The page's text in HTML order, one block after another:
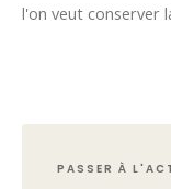
l'on veut conserver
PASSER À